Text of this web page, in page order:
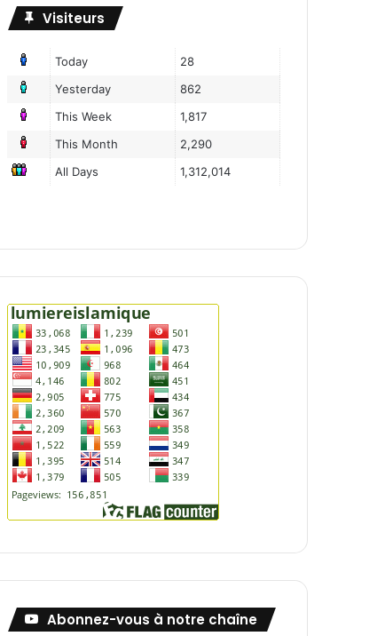
Visiteurs
Today
28
Yesterday
862
This Week
1,817
This Month
2,290
All Days
1,312,014
Abonnez-vous à notre chaîne